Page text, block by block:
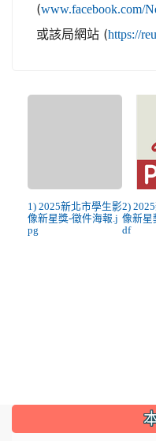
(www.facebook.com/
或該局網站 (https://
1) 2025新北市學生影
像新星獎-徵件海報.j
pg
2)
像新星
df
:::